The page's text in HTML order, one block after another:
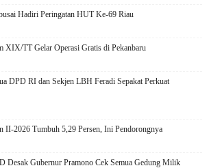
Hadiri Peringatan HUT Ke-69 Riau
XIX/TT Gelar Operasi Gratis di Pekanbaru
DPD RI dan Sekjen LBH Feradi Sepakat Perkuat
II-2026 Tumbuh 5,29 Persen, Ini Pendorongnya
Desak Gubernur Pramono Cek Semua Gedung Milik